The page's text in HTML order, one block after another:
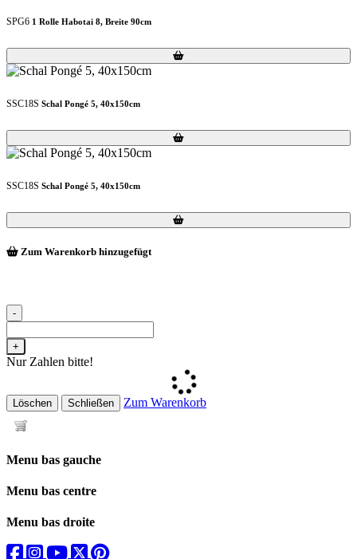
SPG6 1 Rolle Habotai 8, Breite 90cm
Loading...
Loading...
SSC18S Schal Pongé 5, 40x150cm
Loading...
Loading...
SSC18S Schal Pongé 5, 40x150cm
Loading...
Loading...
Zum Warenkorb hinzugefügt
-
+
Nur Zahlen bitte!
Löschen Schließen Zum Warenkorb
Menu bas gauche
Menu bas centre
Menu bas droite